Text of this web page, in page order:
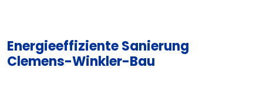
Energieeffiziente Sanierung
Clemens-Winkler-Bau